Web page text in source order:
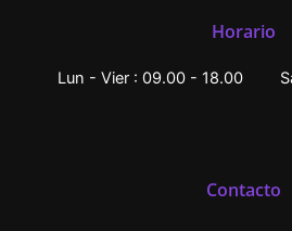
Horario
Lun - Vier : 09.00 - 18.00
Contacto